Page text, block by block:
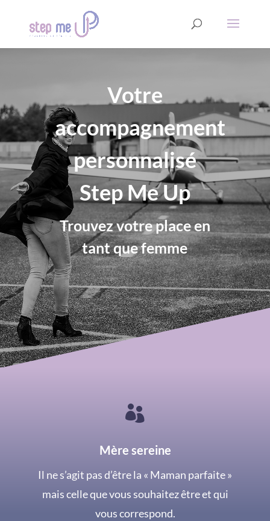
Votre
accompagnement
personnalisé
Step Me Up
Trouvez votre place en
tant que femme

Mère sereine
Il ne s’agit pas d’être la « Maman parfaite »
mais celle que vous souhaitez être et qui
vous correspond.